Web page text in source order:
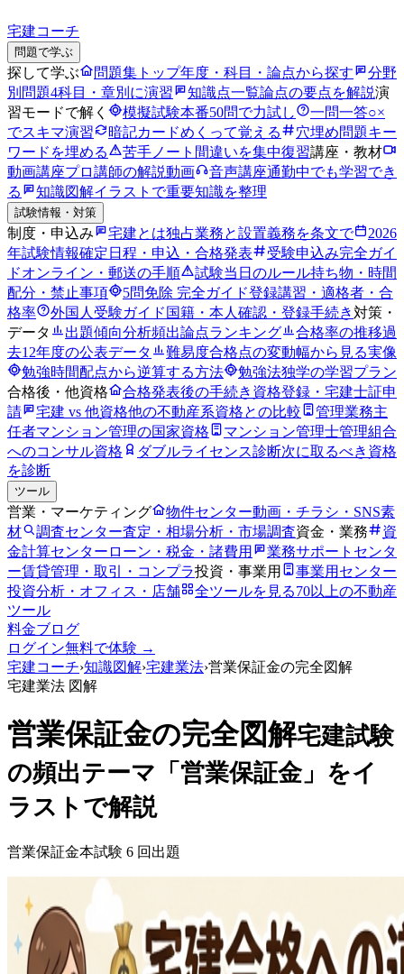
宅建コーチ
問題で学ぶ
探して学ぶ 問題集トップ年度・科目・論点から探す
分野
別問題4科目・章別に演習 知識点一覧論点の要点を解説演
習モードで解く
模擬試験本番50問で力試し 一問一答○×
でスキマ演習
暗記カードめくって覚える 穴埋め問題キー
ワードを埋める
苦手ノート 間違いを集中復習講座・教材
動画講座プロ講師の解説動画 音声講座通勤中でも学習でき
る
知識図解イラストで重要知識を整理
試験情報・対策
制度・申込み 宅建とは独占業務と設置義務を条文で
2026
年試験情報確定日程・申込・合格発表
受験申込み完全ガイ
ドオンライン・郵送の手順 試験当日のルール持ち物・時間
配分・禁止事項
5問免除 完全ガイド登録講習・適格者・合
格率
外国人受験ガイド 国籍・本人確認・登録手続き対策・
データ
出題傾向分析頻出論点ランキング 合格率の推移過
去12年度の公表データ
難易度合格点の変動幅から見る実像
勉強時間配点から逆算する方法 勉強法独学の学習プラン
合格後・他資格
合格発表後の手続き 資格登録・宅建士証申
請
宅建 vs 他資格他の不動産系資格との比較
管理業務主
任者マンション管理の国家資格 マンション管理士管理組合
へのコンサル資格
ダブルライセンス診断次に取るべき資格
を診断
ツール
営業・マーケティング 物件センター動画・チラシ・SNS素
材
調査センター査定・相場分析・市場調査資金・業務
資
金計算センター ローン・税金・諸費用
業務サポートセンタ
ー賃貸管理・取引・コンプラ投資・事業用
事業用センター
投資分析・オフィス・店舗
全ツールを見る70以上の不動産
ツール
料金ブログ
ログイン無料で体験 →
宅建コーチ›知識図解›宅建業法›営業保証金の完全図解
宅建業法 図解
営業保証金の完全図解宅建試験
の頻出テーマ「営業保証金」をイ
ラストで解説
営業保証金本試験 6 回出題